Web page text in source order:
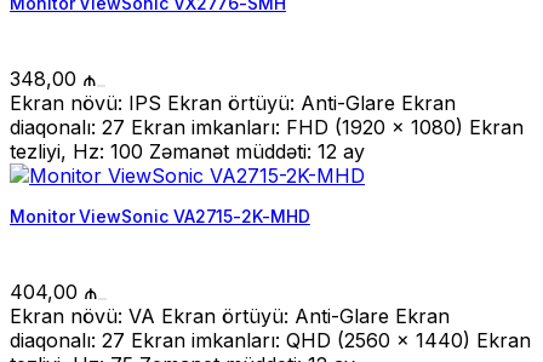
348,00 ₼
Ekran növü: IPS Ekran örtüyü: Anti-Glare Ekran
diaqonalı: 27 Ekran imkanları: FHD (1920 x 1080) Ekran
tezliyi, Hz: 100 Zəmanət müddəti: 12 ay
Monitor ViewSonic VA2715-2K-MHD
404,00 ₼
Ekran növü: VA Ekran örtüyü: Anti-Glare Ekran
diaqonalı: 27 Ekran imkanları: QHD (2560 x 1440) Ekran